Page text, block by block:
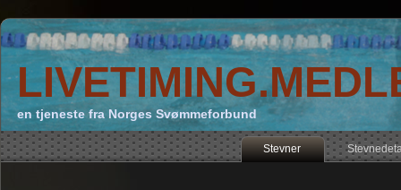
en tjeneste fra Norges Svømmeforbund
Stevner